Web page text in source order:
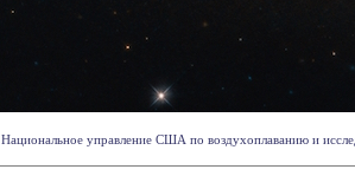
Национальное управление США по воздухоплаванию и